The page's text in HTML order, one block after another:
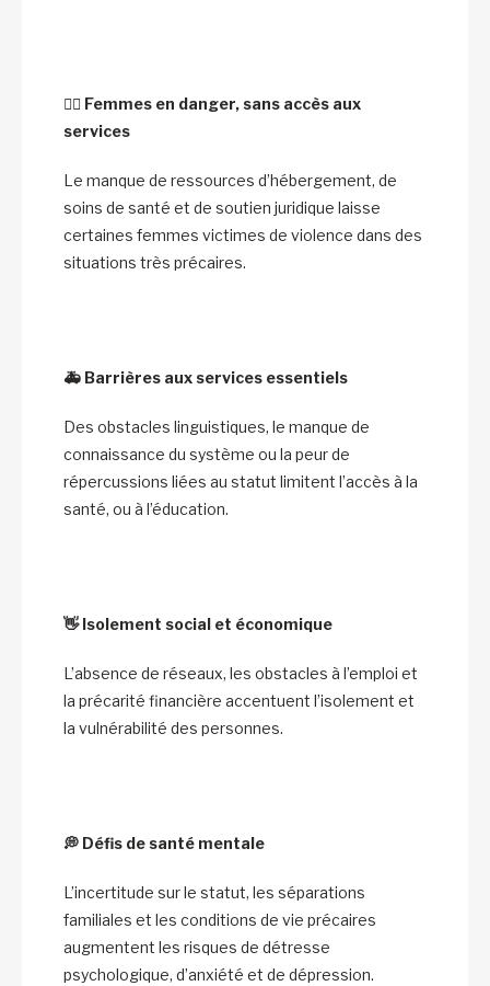
🙋‍♀️ Femmes en danger, sans accès aux
services
Le manque de ressources d’hébergement, de
soins de santé et de soutien juridique laisse
certaines femmes victimes de violence dans des
situations très précaires.
🚑 Barrières aux services essentiels
Des obstacles linguistiques, le manque de
connaissance du système ou la peur de
répercussions liées au statut limitent l’accès à la
santé, ou à l’éducation.
👋 Isolement social et économique
L’absence de réseaux, les obstacles à l’emploi et
la précarité financière accentuent l’isolement et
la vulnérabilité des personnes.
💭 Défis de santé mentale
L’incertitude sur le statut, les séparations
familiales et les conditions de vie précaires
augmentent les risques de détresse
psychologique, d’anxiété et de dépression.